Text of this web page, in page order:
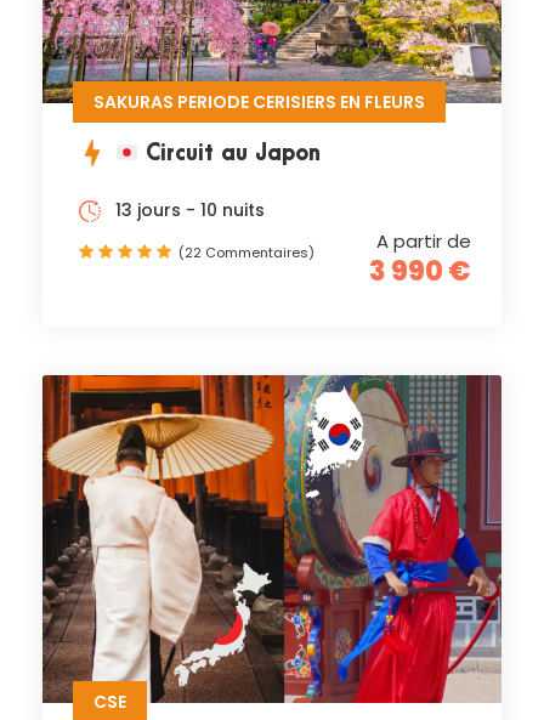
SAKURAS PERIODE CERISIERS EN FLEURS
Circuit au Japon
A partir de
3 990 €
13 jours - 10 nuits
(22 Commentaires)
CSE